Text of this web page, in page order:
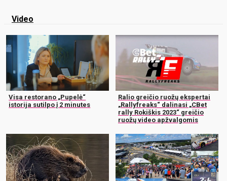
Video
Visa restorano „Pupelė“
istorija sutilpo į 2 minutes
Ralio greičio ruožų ekspertai
„Rallyfreaks“ dalinasi „CBet
rally Rokiškis 2023“ greičio
ruožų video apžvalgomis